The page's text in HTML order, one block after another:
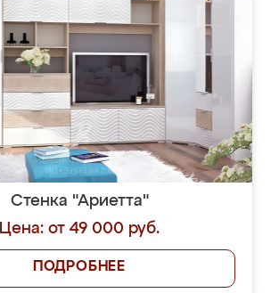
Стенка "Ариетта"
Цена: от 49 000 руб.
ПОДРОБНЕЕ